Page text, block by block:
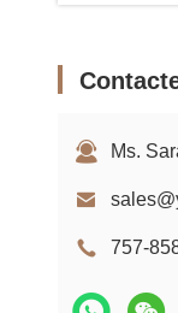
Ms.
757-